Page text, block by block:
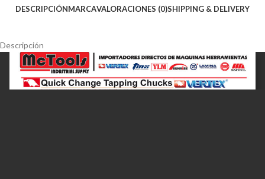
DESCRIPCIÓNMARCAVALORACIONES (0)SHIPPING & DELIVERY
Descripción